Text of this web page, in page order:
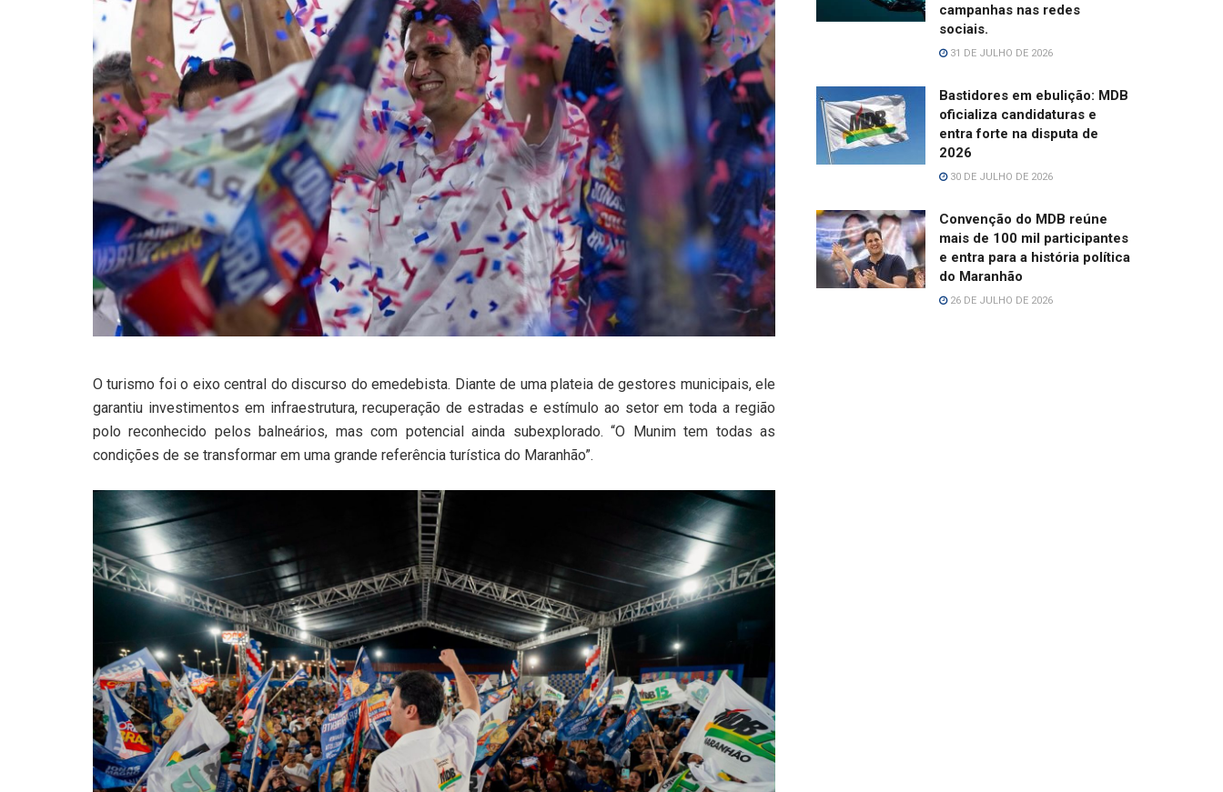
O turismo foi o eixo central do discurso do emedebista. Diante de uma plateia de gestores municipais, ele
garantiu investimentos em infraestrutura, recuperação de estradas e estímulo ao setor em toda a região
polo reconhecido pelos balneários, mas com potencial ainda subexplorado. “O Munim tem todas as
condições de se transformar em uma grande referência turística do Maranhão”.
campanhas nas redes
sociais.
31 DE JULHO DE 2026
Bastidores em ebulição: MDB
oficializa candidaturas e
entra forte na disputa de
2026
30 DE JULHO DE 2026
Convenção do MDB reúne
mais de 100 mil participantes
e entra para a história política
do Maranhão
26 DE JULHO DE 2026